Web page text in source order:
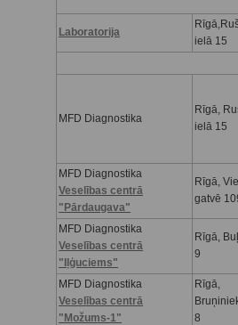
Laboratorija
ielā 15
MFD Diagnostika
Rīgā,
ielā 15
MFD Diagnostika
Veselības centrā
"Pārdaugava"
Rīgā,
gatvē
MFD Diagnostika
Veselības centrā
"Iļģuciems"
Rīgā,
9
MFD Diagnostika
Veselības centrā
"Možums-1"
Rīgā,
8